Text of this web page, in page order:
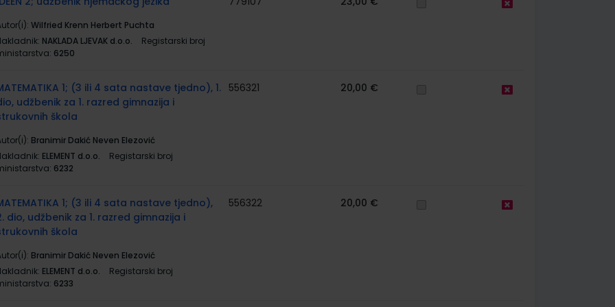
Wilfried Krenn Herbert Puchta
NAKLADA LJEVAK d.o.o.
Registarski broj
6250
1; (3 ili 4 sata nastave tjedno), 1.
udžbenik za 1. razred gimnazija i
škola
Branimir Dakić Neven Elezović
ELEMENT d.o.o.
Registarski broj
6232
556321 20,00 €
1; (3 ili 4 sata nastave tjedno),
dio, udžbenik za 1. razred gimnazija i
škola
Branimir Dakić Neven Elezović
ELEMENT d.o.o.
Registarski broj
6233
556322 20,00 €